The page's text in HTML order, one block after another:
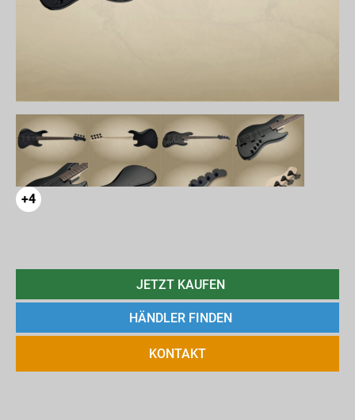
+4
JETZT KAUFEN
HÄNDLER FINDEN
KONTAKT